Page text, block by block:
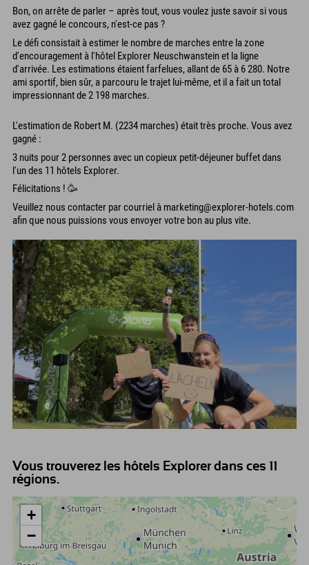
Bon, on arrête de parler – après tout, vous voulez juste savoir si vous
avez gagné le concours, n'est-ce pas ?
Le défi consistait à estimer le nombre de marches entre la zone
d'encouragement à l'hôtel Explorer Neuschwanstein et la ligne
d'arrivée. Les estimations étaient farfelues, allant de 65 à 6 280. Notre
ami sportif, bien sûr, a parcouru le trajet lui-même, et il a fait un total
impressionnant de 2 198 marches.
L'estimation de Robert M. (2234 marches) était très proche. Vous avez
gagné :
3 nuits pour 2 personnes avec un copieux petit-déjeuner buffet dans
l'un des 11 hôtels Explorer.
Félicitations ! 🥳
Veuillez nous contacter par courriel à marketing@explorer-hotels.com
afin que nous puissions vous envoyer votre bon au plus vite.
Vous trouverez les hôtels Explorer dans ces 11
régions.
+
−